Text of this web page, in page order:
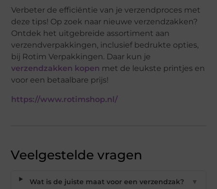
Verbeter de efficiëntie van je verzendproces met
deze tips! Op zoek naar nieuwe verzendzakken?
Ontdek het uitgebreide assortiment aan
verzendverpakkingen, inclusief bedrukte opties,
bij Rotim Verpakkingen. Daar kun je
verzendzakken kopen met de leukste printjes en
voor een betaalbare prijs!
https://www.rotimshop.nl/
Veelgestelde vragen
Wat is de juiste maat voor een verzendzak? ▼